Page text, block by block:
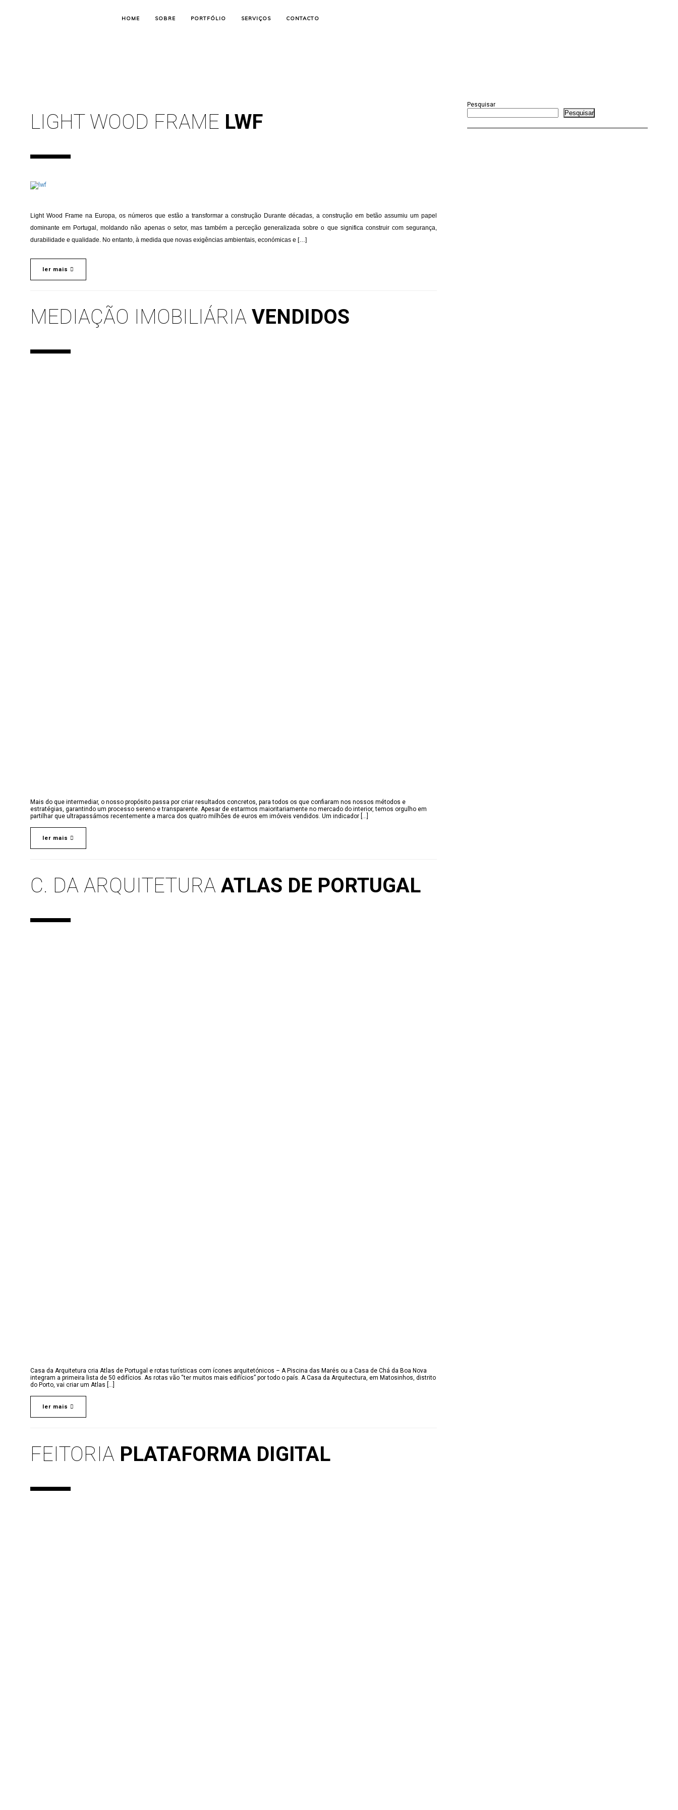
HOME SOBRE PORTFÓLIO SERVIÇOS CONTACTO
LIGHT WOOD FRAME LWF
Light Wood Frame na Europa, os números que estão a transformar a construção Durante décadas, a construção em betão assumiu um papel
dominante em Portugal, moldando não apenas o setor, mas também a perceção generalizada sobre o que significa construir com segurança,
durabilidade e qualidade. No entanto, à medida que novas exigências ambientais, económicas e […]
ler mais
MEDIAÇÃO IMOBILIÁRIA VENDIDOS
Mais do que intermediar, o nosso propósito passa por criar resultados concretos, para todos os que confiaram nos nossos métodos e
estratégias, garantindo um processo sereno e transparente. Apesar de estarmos maioritariamente no mercado do interior, temos orgulho em
partilhar que ultrapassámos recentemente a marca dos quatro milhões de euros em imóveis vendidos. Um indicador [...]
ler mais
C. DA ARQUITETURA ATLAS DE PORTUGAL
Casa da Arquitetura cria Atlas de Portugal e rotas turísticas com ícones arquitetónicos – A Piscina das Marés ou a Casa de Chá da Boa Nova
integram a primeira lista de 50 edifícios. As rotas vão “ter muitos mais edifícios” por todo o país. A Casa da Arquitectura, em Matosinhos, distrito
do Porto, vai criar um Atlas [...]
ler mais
FEITORIA PLATAFORMA DIGITAL
Pesquisar
Pesquisar